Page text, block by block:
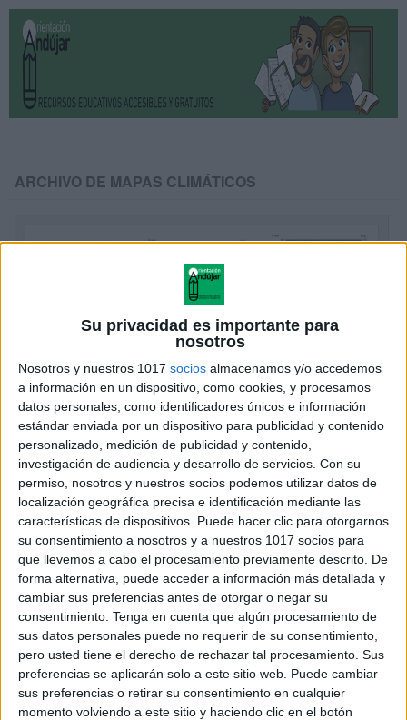
Su privacidad es importante para
nosotros
Nosotros y nuestros 1017 socios almacenamos y/o accedemos
a información en un dispositivo, como cookies, y procesamos
datos personales, como identificadores únicos e información
estándar enviada por un dispositivo para publicidad y contenido
personalizado, medición de publicidad y contenido,
investigación de audiencia y desarrollo de servicios. Con su
permiso, nosotros y nuestros socios podemos utilizar datos de
localización geográfica precisa e identificación mediante las
características de dispositivos. Puede hacer clic para otorgarnos
su consentimiento a nosotros y a nuestros 1017 socios para
que llevemos a cabo el procesamiento previamente descrito. De
forma alternativa, puede acceder a información más detallada y
cambiar sus preferencias antes de otorgar o negar su
consentimiento. Tenga en cuenta que algún procesamiento de
sus datos personales puede no requerir de su consentimiento,
pero usted tiene el derecho de rechazar tal procesamiento. Sus
preferencias se aplicarán solo a este sitio web. Puede cambiar
sus preferencias o retirar su consentimiento en cualquier
momento volviendo a este sitio y haciendo clic en el botón
ARCHIVO DE MAPAS CLIMÁTICOS
Materiales para trabajar los climogramas
Publicado el 10 febrero, 2025
CLIMOGRAMAS Gracias por interesarte por este
recurso. Espero que te sea tan útil como me ha sido a
mí y que los peques o no tan peques disfruten
mientras aprenden. […]
SEGUIR LEYENDO
Buscar